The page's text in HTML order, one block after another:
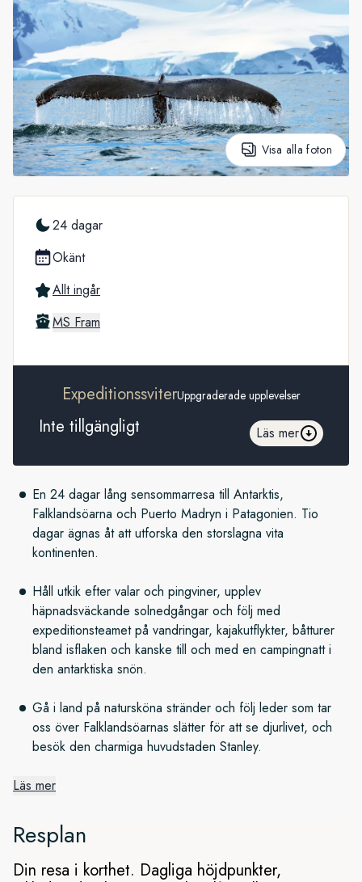
Visa alla foton
En 24 dagar lång sensommarresa till Antarktis,
Falklandsöarna och Puerto Madryn i Patagonien. Tio
dagar ägnas åt att utforska den storslagna vita
kontinenten.
Håll utkik efter valar och pingviner, upplev
häpnadsväckande solnedgångar och följ med
expeditionsteamet på vandringar, kajakutflykter, båtturer
bland isflaken och kanske till och med en campingnatt i
den antarktiska snön.
Gå i land på natursköna stränder och följ leder som tar
oss över Falklandsöarnas slätter för att se djurlivet, och
besök den charmiga huvudstaden Stanley.
Den frusna kontinenten
Efter flygresan till Santiago de Chile går vi ombord i Punta
Arenas och sätter kurs mot Antarktis. Ägna tio dagar åt att
utforska kontinenten under sensommaren. Den här tiden på
Läs mer
24 dagar
Okänt
Allt ingår
MS Fram
ExpeditionssviterUppgraderade upplevelser
Inte tillgängligt Läs mer
Resplan
Din resa i korthet. Dagliga höjdpunkter,